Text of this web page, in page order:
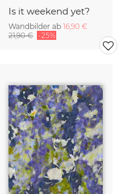
Is it weekend yet?
Wandbilder ab 16,90 €
21,90 € -25%